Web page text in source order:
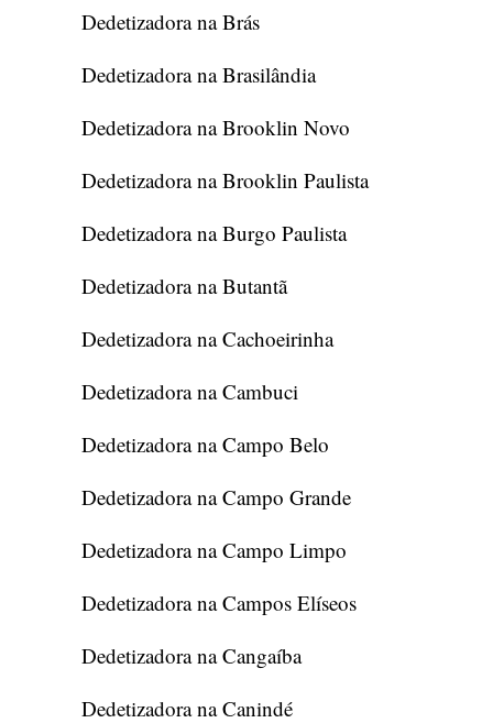
Dedetizadora na Brás
Dedetizadora na Brasilândia
Dedetizadora na Brooklin Novo
Dedetizadora na Brooklin Paulista
Dedetizadora na Burgo Paulista
Dedetizadora na Butantã
Dedetizadora na Cachoeirinha
Dedetizadora na Cambuci
Dedetizadora na Campo Belo
Dedetizadora na Campo Grande
Dedetizadora na Campo Limpo
Dedetizadora na Campos Elíseos
Dedetizadora na Cangaíba
Dedetizadora na Canindé